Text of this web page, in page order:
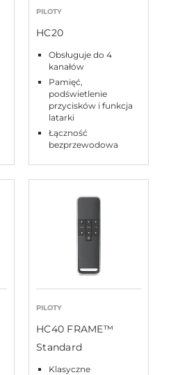
PILOTY
HC20
Obsługuje do 4
kanałów
Pamięć,
podświetlenie
przycisków i funkcja
latarki
Łączność
bezprzewodowa
PILOTY
HC40 FRAME™
Standard
Klasyczne